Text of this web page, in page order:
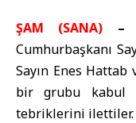
ŞAM (SANA) –
Cumhurbaşkanı
Sayın Enes
bir grubu kabul
tebriklerini ilettiler.